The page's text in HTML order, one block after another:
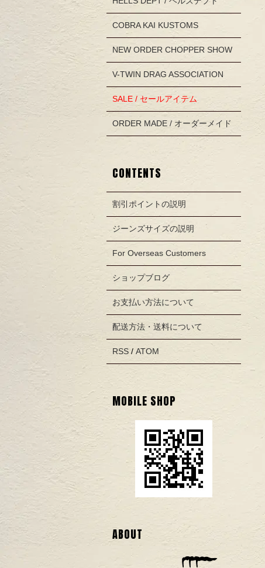
COBRA KAI KUSTOMS
NEW ORDER CHOPPER SHOW
V-TWIN DRAG ASSOCIATION
SALE / セールアイテム
ORDER MADE / オーダーメイド
CONTENTS
割引ポイントの説明
ジーンズサイズの説明
For Overseas Customers
ショップブログ
お支払い方法について
配送方法・送料について
RSS / ATOM
MOBILE SHOP
ABOUT